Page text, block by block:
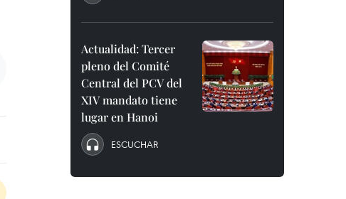
Actualidad: Tercer
pleno del Comité
Central del PCV del
XIV mandato tiene
lugar en Hanoi
ESCUCHAR